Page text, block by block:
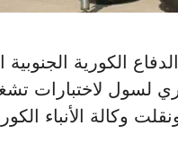
الدفاع الكورية
لسول لاختبارات